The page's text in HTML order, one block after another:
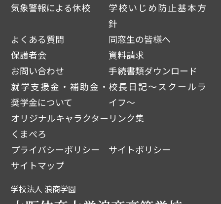
気象警報による休校
学校いじめ防止基本方
針
よくある質問
同窓生の皆様へ
保護者会
資料請求
お問い合わせ
手続書類ダウンロード
就学支援金・補助金・
奨学金について
校長日記～スクールラ
イフ～
オリジナルキャラクター
くまぺろ
リンク集
プライバシーポリシー
サイトポリシー
サイトマップ
学校法人 浪商学園